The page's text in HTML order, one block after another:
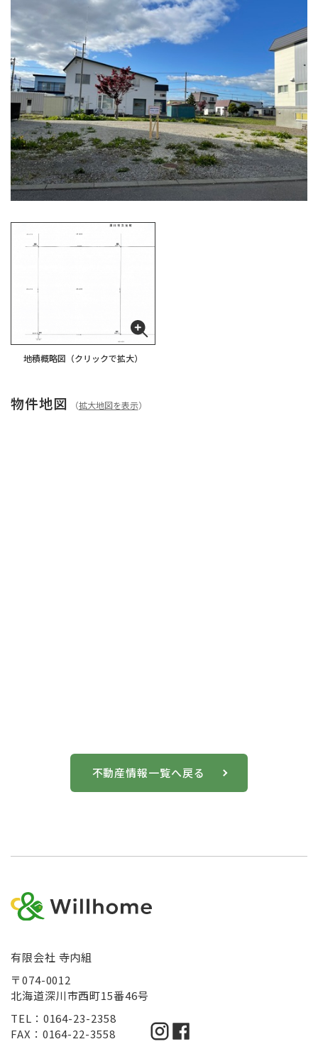
地積概略図（クリックで拡大）
物件地図 （拡大地図を表示）
不動産情報一覧へ戻る
有限会社 寺内組
〒074-0012
北海道深川市西町15番46号
TEL：0164-23-2358
FAX：0164-22-3558